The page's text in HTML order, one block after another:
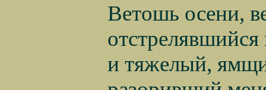
Ветошь осени,
и тяжелый,